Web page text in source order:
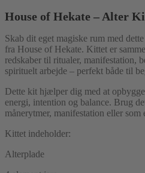
House of Hekate – Alter
Skab dit eget magiske rum med
fra House of Hekate. Kittet er
redskaber til ritualer, manifestation,
spirituelt arbejde – perfekt både til
Dette kit hjælper dig med at
energi, intention og balance. Brug
månerytmer, manifestation eller
Kittet indeholder:
Alterplade